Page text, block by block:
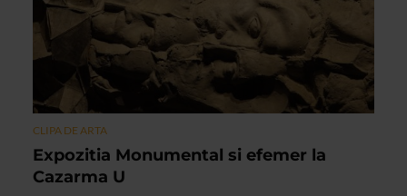
CLIPA DE ARTA
Expozitia Monumental si efemer la
Cazarma U